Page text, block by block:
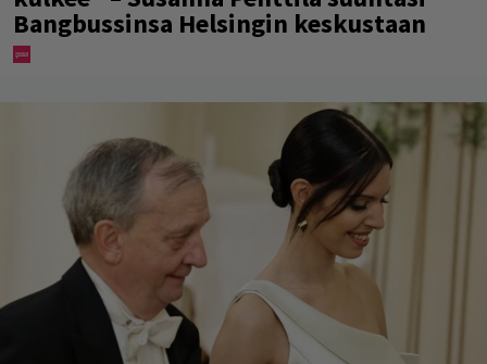
Bangbussinsa Helsingin keskustaan